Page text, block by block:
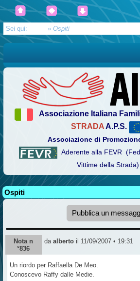
Sei qui: » Ospiti
Associazione Italiana
STRADAA.P.S.
Associazione di
Aderente alla FEVR
Vittime della Strada)
Ospiti
Pubblica un
Nota n
°836
da albertoil 11/09/2007 • 19:31
Un riordo per Raffaella De Meo.
Conoscevo Raffy dalle Medie.